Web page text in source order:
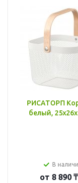
РИСАТОРП
белый,
В
от 8 890 ₸